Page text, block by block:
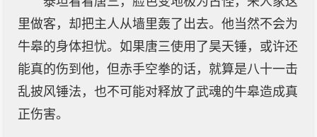
里做客，却把主人从墙里轰了出去。他当然不会为
牛皋的身体担忧。如果唐三使用了昊天锤，或许还
能真的伤到他，但赤手空拳的话，就算是八十一击
乱披风锤法，也不可能对释放了武魂的牛皋造成真
正伤害。